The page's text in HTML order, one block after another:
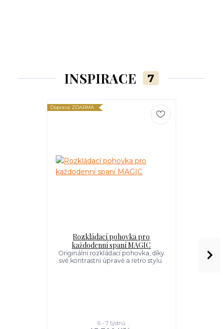
INSPIRACE 7
Doprava ZDARMA
Rozkládací pohovka pro
každodenní spaní MAGIC
Originální rozkládací pohovka, díky
své kontrastní úpravě a retro stylu.
6 - 7 týdnů
Pohovky